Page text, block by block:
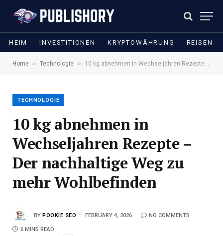
HEIM INVESTITIONEN KRYPTOWÄHRUNG REISEN
Home » Technologie » 10 kg abnehmen in Wechseljahren Rezepte – Der nachhaltige Weg zu mehr Wohlbefinden
TECHNOLOGIE
10 kg abnehmen in
Wechseljahren Rezepte –
Der nachhaltige Weg zu
mehr Wohlbefinden
BY POOKIE SEO FEBRUARY 4, 2026 NO COMMENTS
6 MINS READ